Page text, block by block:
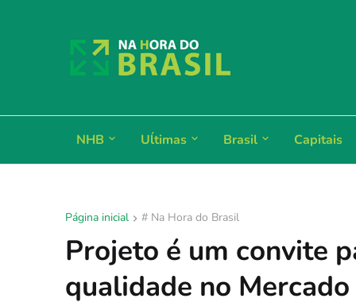
NHB Uĺtimas Brasil Capitais
Página inicial # Na Hora do Brasil
Projeto é um convite
qualidade no